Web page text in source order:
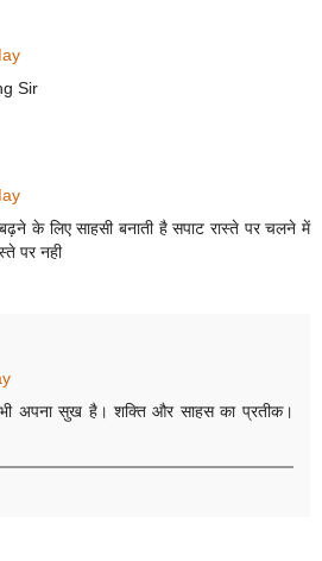
Sir
के लिए साहसी बनाती है सपाट रास्ते पर चलने में
पर नही
भी अपना सुख है। शक्ति और साहस का प्रतीक।